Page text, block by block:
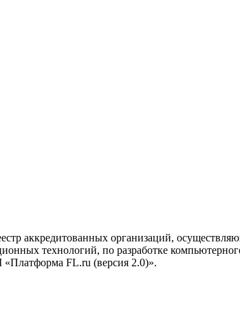
аккредитованных организаций,
технологий, по разработке
FL.ru (версия 2.0)».